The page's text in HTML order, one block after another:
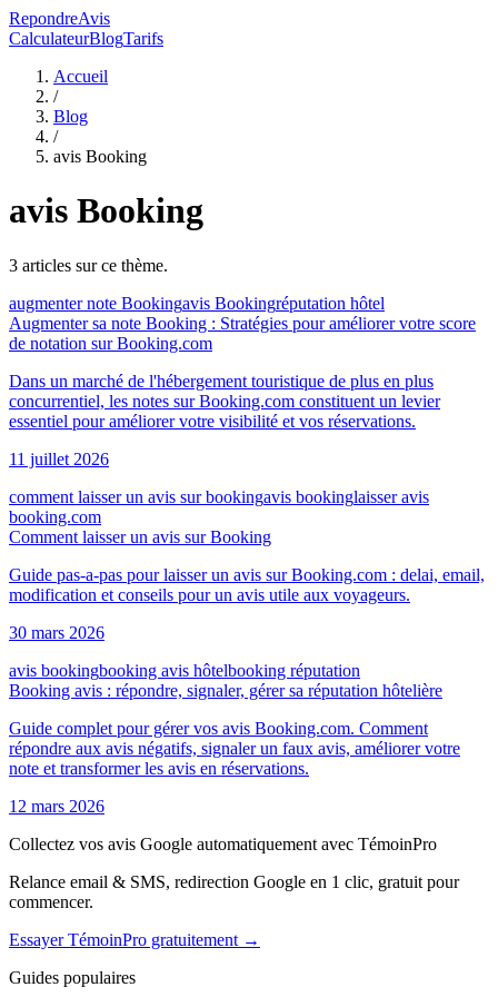
RepondreAvis
CalculateurBlogTarifs
Accueil
/
Blog
/
avis Booking
avis Booking
3 articles sur ce thème.
augmenter note Bookingavis Bookingréputation hôtel
Augmenter sa note Booking : Stratégies pour améliorer votre score
de notation sur Booking.com
Dans un marché de l'hébergement touristique de plus en plus
concurrentiel, les notes sur Booking.com constituent un levier
essentiel pour améliorer votre visibilité et vos réservations.
11 juillet 2026
comment laisser un avis sur bookingavis bookinglaisser avis
booking.com
Comment laisser un avis sur Booking
Guide pas-a-pas pour laisser un avis sur Booking.com : delai, email,
modification et conseils pour un avis utile aux voyageurs.
30 mars 2026
avis bookingbooking avis hôtelbooking réputation
Booking avis : répondre, signaler, gérer sa réputation hôtelière
Guide complet pour gérer vos avis Booking.com. Comment
répondre aux avis négatifs, signaler un faux avis, améliorer votre
note et transformer les avis en réservations.
12 mars 2026
Collectez vos avis Google automatiquement avec TémoinPro
Relance email & SMS, redirection Google en 1 clic, gratuit pour
commencer.
Essayer TémoinPro gratuitement →
Guides populaires